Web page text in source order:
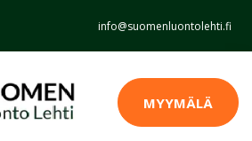
info@suomenluontolehti.fi
MYYMÄLÄ